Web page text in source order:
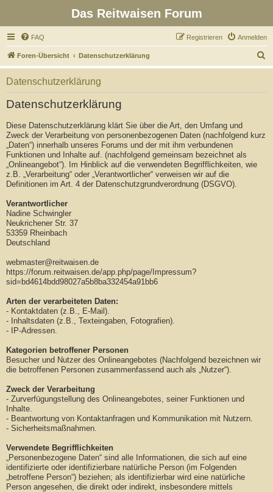
Das Reitwaisen Forum
FAQ Anmelden
Registrieren
Foren-Übersicht Datenschutzerklärung
u
Datenschutzerklärung
Datenschutzerklärung
Diese Datenschutzerklärung klärt Sie über die Art, den Umfang und
Zweck der Verarbeitung von personenbezogenen Daten (nachfolgend kurz
„Daten“) innerhalb unseres Forums und der mit ihm verbundenen
Funktionen und Inhalte auf. (nachfolgend gemeinsam bezeichnet als
„Onlineangebot“). Im Hinblick auf die verwendeten Begrifflichkeiten, wie
z.B. „Verarbeitung“ oder „Verantwortlicher“ verweisen wir auf die
Definitionen im Art. 4 der Datenschutzgrundverordnung (DSGVO).
Verantwortlicher
Nadine Schwingler
Neukrichener Str. 37
53359 Rheinbach
Deutschland
webmaster@reitwaisen.de
https://forum.reitwaisen.de/app.php/page/Impressum?
sid=bd4614bdd98027a5b8ba332454a91bb6
Arten der verarbeiteten Daten:
- Kontaktdaten (z.B., E-Mail).
- Inhaltsdaten (z.B., Texteingaben, Fotografien).
- IP-Adressen.
Kategorien betroffener Personen
Besucher und Nutzer des Onlineangebotes (Nachfolgend bezeichnen wir
die betroffenen Personen zusammenfassend auch als „Nutzer“).
Zweck der Verarbeitung
- Zurverfügungstellung des Onlineangebotes, seiner Funktionen und
Inhalte.
- Beantwortung von Kontaktanfragen und Kommunikation mit Nutzern.
- Sicherheitsmaßnahmen.
Verwendete Begrifflichkeiten
„Personenbezogene Daten“ sind alle Informationen, die sich auf eine
identifizierte oder identifizierbare natürliche Person (im Folgenden
„betroffene Person“) beziehen; als identifizierbar wird eine natürliche
Person angesehen, die direkt oder indirekt, insbesondere mittels